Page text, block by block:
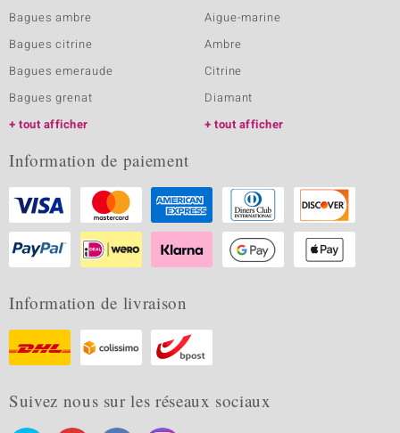
Bagues ambre
Bagues citrine
Bagues emeraude
Bagues grenat
tout afficher
Aigue-marine
Ambre
Citrine
Diamant
tout afficher
Information de paiement
Information de livraison
Suivez nous sur les réseaux sociaux